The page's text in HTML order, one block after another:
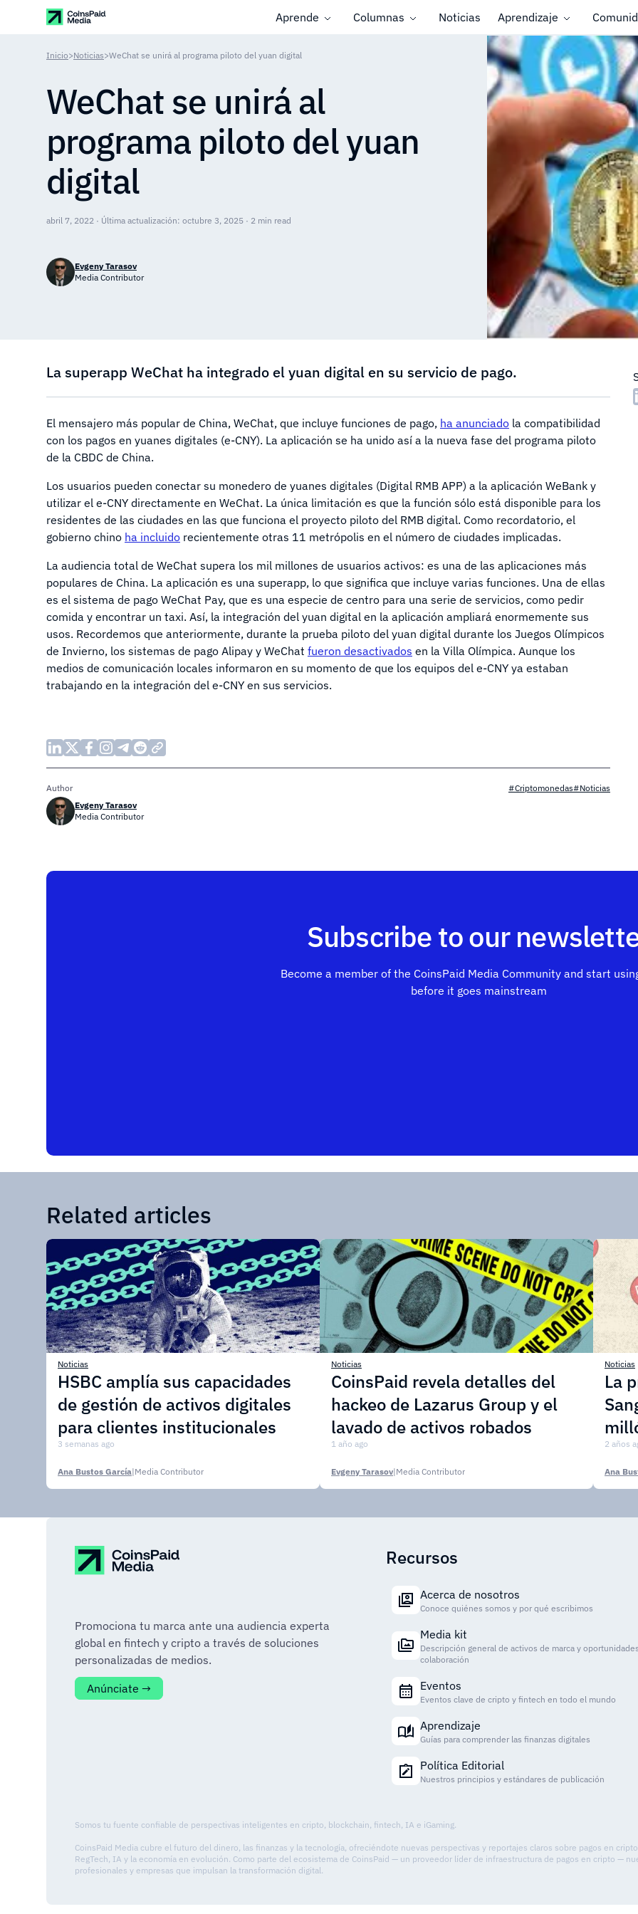
Aprende Columnas Noticias Aprendizaje
Inicio>Noticias>WeChat se unirá al programa piloto del yuan digital
WeChat se unirá al
programa piloto del yuan
digital
abril 7, 2022 · Última actualización: octubre 3, 2025 · 2 min read
Evgeny Tarasov
Media Contributor
La superapp WeChat ha integrado el yuan digital en su servicio de pago.
El mensajero más popular de China, WeChat, que incluye funciones de pago, ha anunciado la compatibilidad
con los pagos en yuanes digitales (e-CNY). La aplicación se ha unido así a la nueva fase del programa piloto
de la CBDC de China.
Los usuarios pueden conectar su monedero de yuanes digitales (Digital RMB APP) a la aplicación WeBank y
utilizar el e-CNY directamente en WeChat. La única limitación es que la función sólo está disponible para los
residentes de las ciudades en las que funciona el proyecto piloto del RMB digital. Como recordatorio, el
gobierno chino ha incluido recientemente otras 11 metrópolis en el número de ciudades implicadas.
La audiencia total de WeChat supera los mil millones de usuarios activos: es una de las aplicaciones más
populares de China. La aplicación es una superapp, lo que significa que incluye varias funciones. Una de ellas
es el sistema de pago WeChat Pay, que es una especie de centro para una serie de servicios, como pedir
comida y encontrar un taxi. Así, la integración del yuan digital en la aplicación ampliará enormemente sus
usos. Recordemos que anteriormente, durante la prueba piloto del yuan digital durante los Juegos Olímpicos
de Invierno, los sistemas de pago Alipay y WeChat fueron desactivados en la Villa Olímpica. Aunque los
medios de comunicación locales informaron en su momento de que los equipos del e-CNY ya estaban
trabajando en la integración del e-CNY en sus servicios.
Author
Evgeny Tarasov
Media Contributor
#Criptomonedas#Noticias
Subscribe to our
Become a member of the CoinsPaid Media Community and start
before it goes mainstream
Related articles
Noticias
HSBC amplía sus capacidades
de gestión de activos digitales
para clientes institucionales
3 semanas ago
Ana Bustos García|Media Contributor
Noticias
CoinsPaid revela detalles del
hackeo de Lazarus Group y el
lavado de activos robados
1 año ago
Evgeny Tarasov|Media Contributor
Noticias
La
2 años
Ana
Promociona tu marca ante una audiencia experta
global en fintech y cripto a través de soluciones
personalizadas de medios.
Anúnciate →
Recursos
Acerca de nosotros
Conoce quiénes somos y por qué escribimos
Media kit
Descripción general de activos de marca y
colaboración
Eventos
Eventos clave de cripto y fintech en todo el mundo
Aprendizaje
Guías para comprender las finanzas digitales
Política Editorial
Nuestros principios y estándares de publicación
Somos tu fuente confiable de perspectivas inteligentes en cripto, blockchain, fintech, IA e iGaming.
CoinsPaid Media cubre el futuro del dinero, las finanzas y la tecnología, ofreciéndote nuevas perspectivas y reportajes claros sobre pagos en
RegTech, IA y la economía en evolución. Como parte del ecosistema de CoinsPaid — un proveedor líder de infraestructura de pagos en cripto —
profesionales y empresas que impulsan la transformación digital.